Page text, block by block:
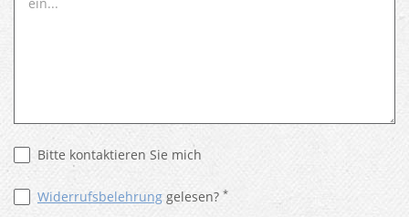
Bitte kontaktieren Sie mich
Widerrufsbelehrung gelesen? *